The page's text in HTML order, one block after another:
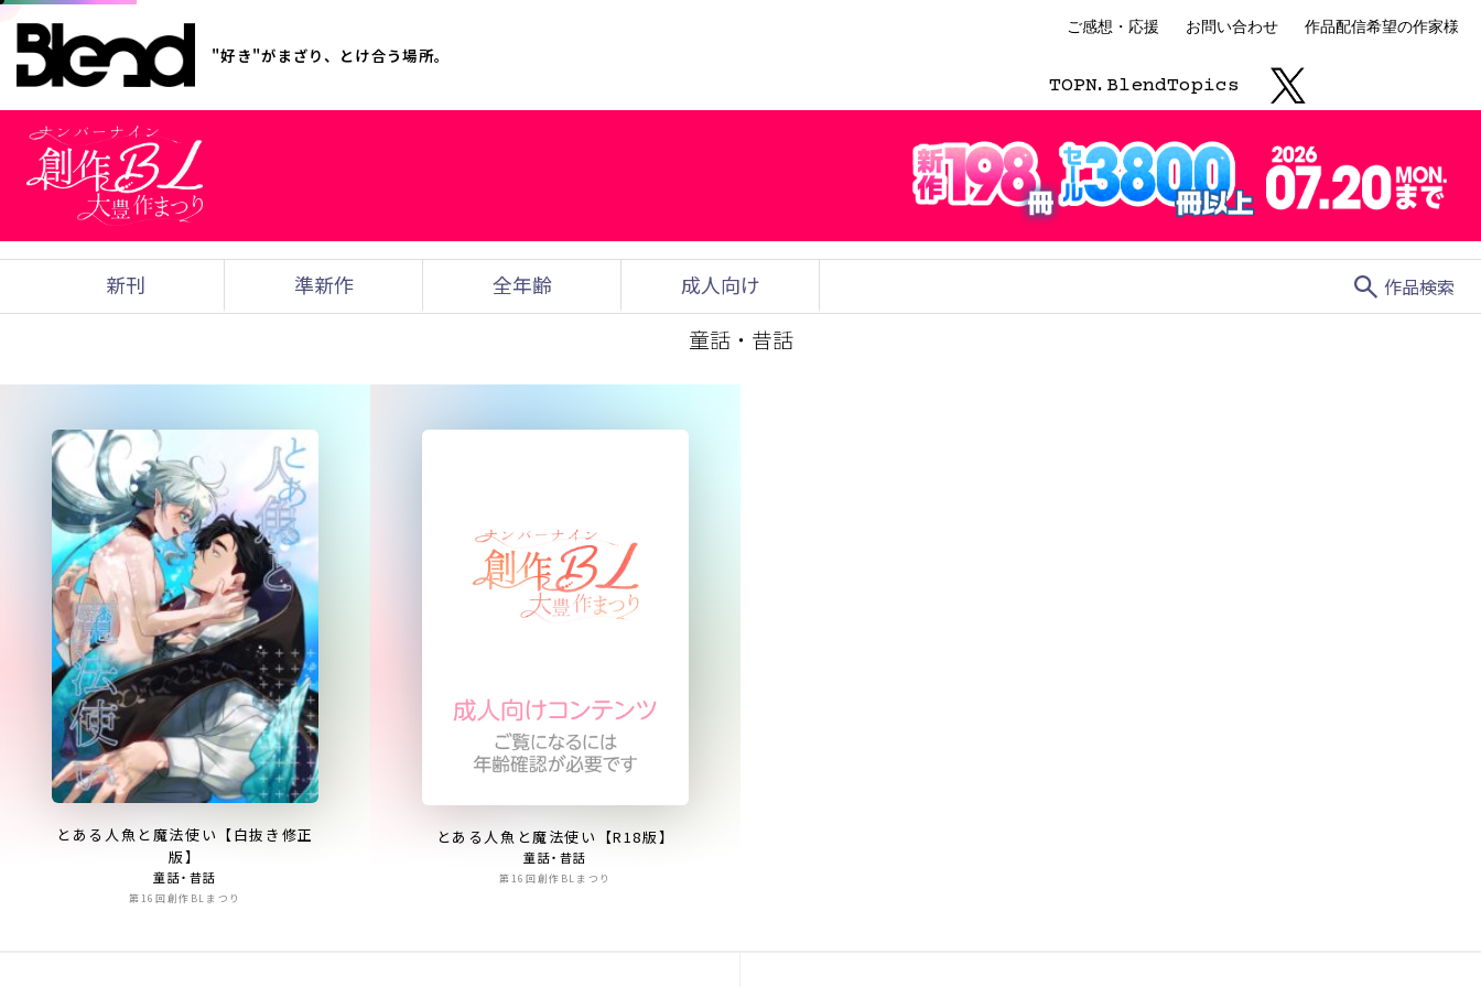
"好き"がまざり、とけ合う場所。
ご感想・応援 お問い合わせ 作品配信希望の作家様
TOPN. BlendTopics
新刊 準新作 全年齢 成人向け search 作品検索
童話・昔話
とある人魚と魔法使い【白抜き修正
版】
童話・昔話
第16回創作BLまつり
とある人魚と魔法使い【R18版】
童話・昔話
第16回創作BLまつり